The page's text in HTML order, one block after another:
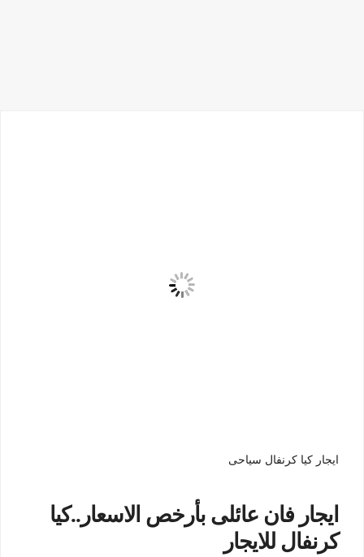
ايجار كيا كرنفال سياحى
ايجار فان عائلى بأرخص الاسعار..كيا
كرنفال للايجار